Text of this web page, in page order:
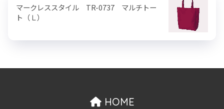
マークレススタイル TR-0737 マルチトー
ト（Ｌ）
HOME